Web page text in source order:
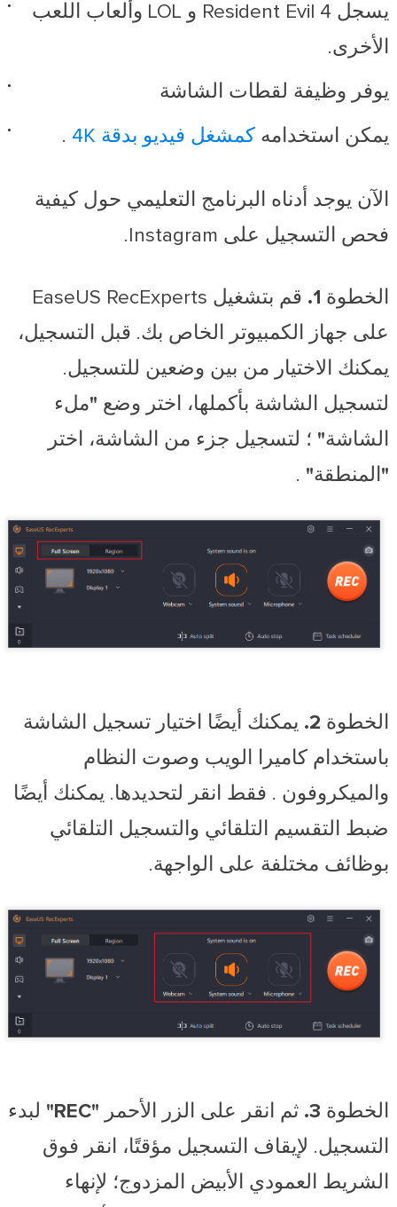
يسجل Resident Evil 4 و LOL وألعاب اللعب
الأخرى.
يوفر وظيفة لقطات الشاشة
يمكن استخدامه كمشغل فيديو بدقة 4K .
الآن يوجد أدناه البرنامج التعليمي حول كيفية
فحص التسجيل على Instagram.
الخطوة 1.
قم بتشغيل EaseUS RecExperts
على جهاز الكمبيوتر الخاص بك. قبل التسجيل،
يمكنك الاختيار من بين وضعين للتسجيل.
لتسجيل الشاشة بأكملها، اختر وضع "ملء
الشاشة" ؛ لتسجيل جزء من الشاشة، اختر
"المنطقة" .
الخطوة 2.
يمكنك أيضًا اختيار تسجيل الشاشة
باستخدام كاميرا الويب وصوت النظام
والميكروفون . فقط انقر لتحديدها. يمكنك أيضًا
ضبط التقسيم التلقائي والتسجيل التلقائي
بوظائف مختلفة على الواجهة.
الخطوة 3. ثم انقر على الزر الأحمر "REC"
لبدء
التسجيل. لإيقاف التسجيل مؤقتًا، انقر فوق
الشريط العمودي الأبيض المزدوج؛ لإنهاء